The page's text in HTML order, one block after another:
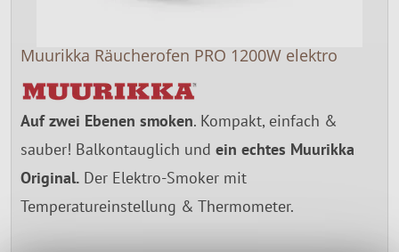
Muurikka Räucherofen PRO 1200W elektro
Auf zwei Ebenen smoken. Kompakt, einfach &
sauber! Balkontauglich und ein echtes Muurikka
Original. Der Elektro-Smoker mit
Temperatureinstellung & Thermometer.